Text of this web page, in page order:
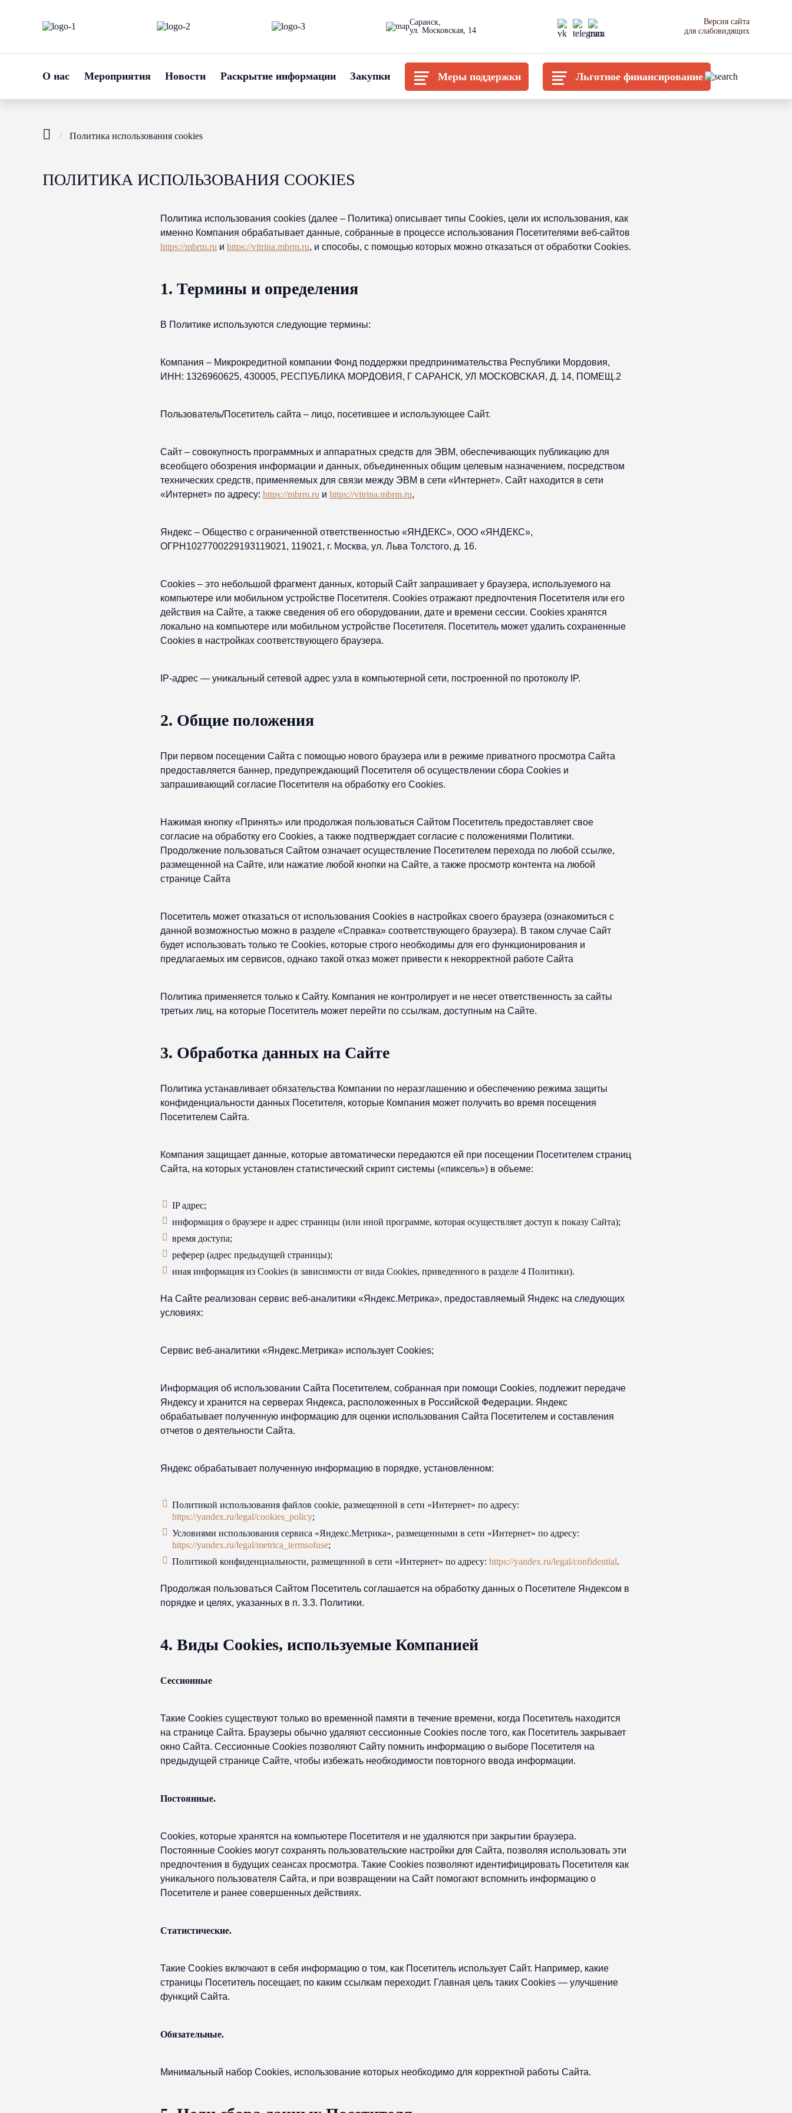
Саранск,
ул. Московская, 14
Версия сайта
для слабовидящих
О нас Мероприятия Новости Раскрытие информации Закупки Меры поддержки Льготное финансирование
Политика использования cookies
ПОЛИТИКА ИСПОЛЬЗОВАНИЯ COOKIES
Политика использования cookies (далее – Политика) описывает типы Cookies, цели их использования, как
именно Компания обрабатывает данные, собранные в процессе использования Посетителями веб-сайтов
https://mbrm.ru и https://vitrina.mbrm.ru, и способы, с помощью которых можно отказаться от обработки Cookies.
1. Термины и определения
В Политике используются следующие термины:
Компания – Микрокредитной компании Фонд поддержки предпринимательства Республики Мордовия,
ИНН: 1326960625, 430005, РЕСПУБЛИКА МОРДОВИЯ, Г САРАНСК, УЛ МОСКОВСКАЯ, Д. 14, ПОМЕЩ.2
Пользователь/Посетитель сайта – лицо, посетившее и использующее Сайт.
Сайт – совокупность программных и аппаратных средств для ЭВМ, обеспечивающих публикацию для
всеобщего обозрения информации и данных, объединенных общим целевым назначением, посредством
технических средств, применяемых для связи между ЭВМ в сети «Интернет». Сайт находится в сети
«Интернет» по адресу: https://mbrm.ru и https://vitrina.mbrm.ru,
Яндекс – Общество с ограниченной ответственностью «ЯНДЕКС», ООО «ЯНДЕКС»,
ОГРН1027700229193119021, 119021, г. Москва, ул. Льва Толстого, д. 16.
Cookies – это небольшой фрагмент данных, который Сайт запрашивает у браузера, используемого на
компьютере или мобильном устройстве Посетителя. Cookies отражают предпочтения Посетителя или его
действия на Сайте, а также сведения об его оборудовании, дате и времени сессии. Сookies хранятся
локально на компьютере или мобильном устройстве Посетителя. Посетитель может удалить сохраненные
Сookies в настройках соответствующего браузера.
IP-адрес — уникальный сетевой адрес узла в компьютерной сети, построенной по протоколу IP.
2. Общие положения
При первом посещении Сайта с помощью нового браузера или в режиме приватного просмотра Сайта
предоставляется баннер, предупреждающий Посетителя об осуществлении сбора Сookies и
запрашивающий согласие Посетителя на обработку его Сookies.
Нажимая кнопку «Принять» или продолжая пользоваться Сайтом Посетитель предоставляет свое
согласие на обработку его Сookies, а также подтверждает согласие с положениями Политики.
Продолжение пользоваться Сайтом означает осуществление Посетителем перехода по любой ссылке,
размещенной на Сайте, или нажатие любой кнопки на Сайте, а также просмотр контента на любой
странице Сайта
Посетитель может отказаться от использования Сookies в настройках своего браузера (ознакомиться с
данной возможностью можно в разделе «Справка» соответствующего браузера). В таком случае Сайт
будет использовать только те Cookies, которые строго необходимы для его функционирования и
предлагаемых им сервисов, однако такой отказ может привести к некорректной работе Сайта
Политика применяется только к Сайту. Компания не контролирует и не несет ответственность за сайты
третьих лиц, на которые Посетитель может перейти по ссылкам, доступным на Сайте.
3. Обработка данных на Сайте
Политика устанавливает обязательства Компании по неразглашению и обеспечению режима защиты
конфиденциальности данных Посетителя, которые Компания может получить во время посещения
Посетителем Сайта.
Компания защищает данные, которые автоматически передаются ей при посещении Посетителем страниц
Сайта, на которых установлен статистический скрипт системы («пиксель») в объеме:
IP адрес;
информация о браузере и адрес страницы (или иной программе, которая осуществляет доступ к показу Сайта);
время доступа;
реферер (адрес предыдущей страницы);
иная информация из Cookies (в зависимости от вида Cookies, приведенного в разделе 4 Политики).
На Сайте реализован сервис веб-аналитики «Яндекс.Метрика», предоставляемый Яндекс на следующих
условиях:
Сервис веб-аналитики «Яндекс.Метрика» использует Cookies;
Информация об использовании Сайта Посетителем, собранная при помощи Cookies, подлежит передаче
Яндексу и хранится на серверах Яндекса, расположенных в Российской Федерации. Яндекс
обрабатывает полученную информацию для оценки использования Сайта Посетителем и составления
отчетов о деятельности Сайта.
Яндекс обрабатывает полученную информацию в порядке, установленном:
Политикой использования файлов cookie, размещенной в сети «Интернет» по адресу:
https://yandex.ru/legal/cookies_policy;
Условиями использования сервиса «Яндекс.Метрика», размещенными в сети «Интернет» по адресу:
https://yandex.ru/legal/metrica_termsofuse;
Политикой конфиденциальности, размещенной в сети «Интернет» по адресу: https://yandex.ru/legal/confidential.
Продолжая пользоваться Сайтом Посетитель соглашается на обработку данных о Посетителе Яндексом в
порядке и целях, указанных в п. 3.3. Политики.
4. Виды Cookies, используемые Компанией
Сессионные
Такие Cookies существуют только во временной памяти в течение времени, когда Посетитель находится
на странице Сайта. Браузеры обычно удаляют сессионные Cookies после того, как Посетитель закрывает
окно Сайта. Сессионные Cookies позволяют Сайту помнить информацию о выборе Посетителя на
предыдущей странице Сайте, чтобы избежать необходимости повторного ввода информации.
Постоянные.
Сookies, которые хранятся на компьютере Посетителя и не удаляются при закрытии браузера.
Постоянные Сookies могут сохранять пользовательские настройки для Сайта, позволяя использовать эти
предпочтения в будущих сеансах просмотра. Такие Cookies позволяют идентифицировать Посетителя как
уникального пользователя Сайта, и при возвращении на Сайт помогают вспомнить информацию о
Посетителе и ранее совершенных действиях.
Статистические.
Такие Cookies включают в себя информацию о том, как Посетитель использует Сайт. Например, какие
страницы Посетитель посещает, по каким ссылкам переходит. Главная цель таких Cookies — улучшение
функций Сайта.
Обязательные.
Минимальный набор Cookies, использование которых необходимо для корректной работы Сайта.